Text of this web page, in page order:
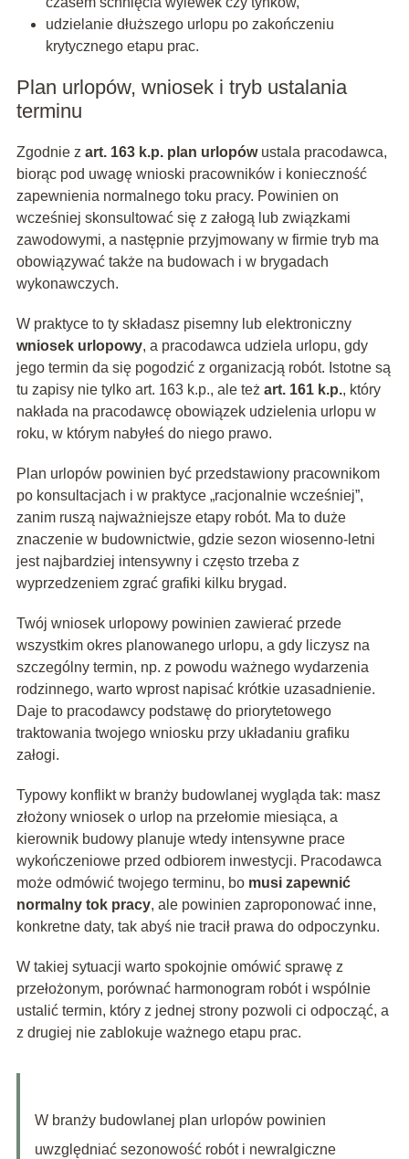
udzielanie dłuższego urlopu po zakończeniu
krytycznego etapu prac.
Plan urlopów, wniosek i tryb ustalania
terminu
Zgodnie z art. 163 k.p. plan urlopówustala pracodawca,
biorąc pod uwagę wnioski pracowników i konieczność
zapewnienia normalnego toku pracy. Powinien on
wcześniej skonsultować się z załogą lub związkami
zawodowymi, a następnie przyjmowany w firmie tryb ma
obowiązywać także na budowach i w brygadach
wykonawczych.
W praktyce to ty składasz pisemny lub elektroniczny
wniosek urlopowy, a pracodawca udziela urlopu, gdy
jego termin da się pogodzić z organizacją robót. Istotne są
tu zapisy nie tylko art. 163 k.p., ale też art. 161 k.p., który
nakłada na pracodawcę obowiązek udzielenia urlopu w
roku, w którym nabyłeś do niego prawo.
Plan urlopów powinien być przedstawiony pracownikom
po konsultacjach i w praktyce „racjonalnie wcześniej”,
zanim ruszą najważniejsze etapy robót. Ma to duże
znaczenie w budownictwie, gdzie sezon wiosenno‑letni
jest najbardziej intensywny i często trzeba z
wyprzedzeniem zgrać grafiki kilku brygad.
Twój wniosek urlopowy powinien zawierać przede
wszystkim okres planowanego urlopu, a gdy liczysz na
szczególny termin, np. z powodu ważnego wydarzenia
rodzinnego, warto wprost napisać krótkie uzasadnienie.
Daje to pracodawcy podstawę do priorytetowego
traktowania twojego wniosku przy układaniu grafiku
załogi.
Typowy konflikt w branży budowlanej wygląda tak: masz
złożony wniosek o urlop na przełomie miesiąca, a
kierownik budowy planuje wtedy intensywne prace
wykończeniowe przed odbiorem inwestycji. Pracodawca
może odmówić twojego terminu, bo musi zapewnić
normalny tok pracy, ale powinien zaproponować inne,
konkretne daty, tak abyś nie tracił prawa do odpoczynku.
W takiej sytuacji warto spokojnie omówić sprawę z
przełożonym, porównać harmonogram robót i wspólnie
ustalić termin, który z jednej strony pozwoli ci odpocząć, a
z drugiej nie zablokuje ważnego etapu prac.
W branży budowlanej plan urlopów powinien
uwzględniać sezonowość robót i newralgiczne